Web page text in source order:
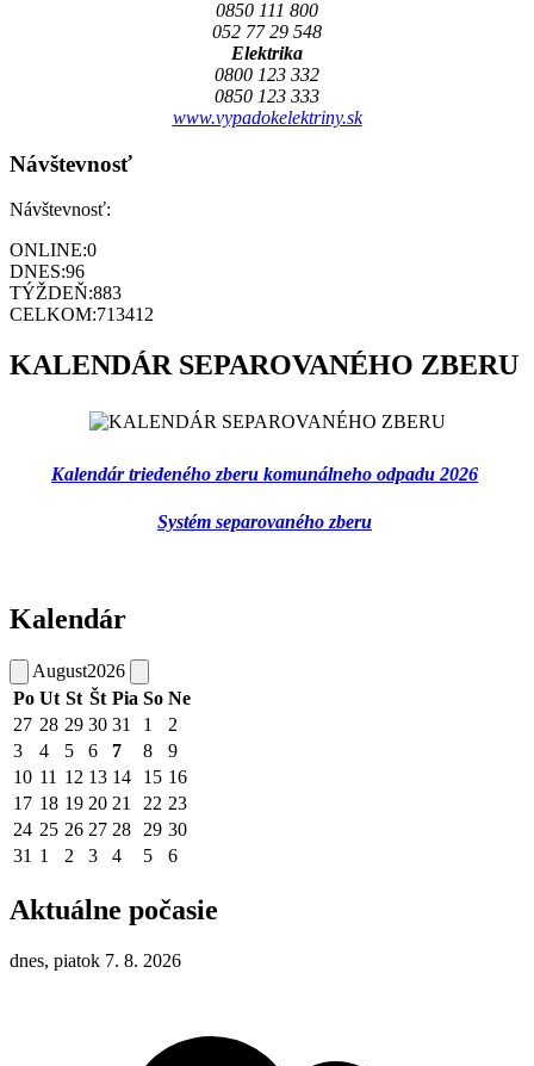
0850 111 800
052 77 29 548
Elektrika
0800 123 332
0850 123 333
www.vypadokelektriny.sk
Návštevnosť
Návštevnosť:
ONLINE:0
DNES:96
TÝŽDEŇ:883
CELKOM:713412
KALENDÁR SEPAROVANÉHO ZBERU
Kalendár triedeného zberu komunálneho odpadu 2026
Systém separovaného zberu
Kalendár
August2026
Po Ut St Št Pia So Ne
27 28 29 30 31 1
2
3
4 5 6 7 8
9
10 11 12 13 14 15 16
17 18 19 20 21 22 23
24 25 26 27 28 29 30
31 1 2 3 4 5 6
Aktuálne počasie
dnes, piatok 7. 8. 2026